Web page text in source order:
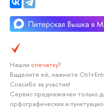
Нашли опечатку?
Выделите её, нажмите
Спасибо за участие!
Сервис предназначен только
орфографических и